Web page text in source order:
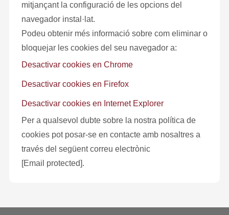
mitjançant la configuració de les opcions del
navegador instal·lat.
Podeu obtenir més informació sobre com eliminar o
bloquejar les cookies del seu navegador a:
Desactivar cookies en Chrome
Desactivar cookies en Firefox
Desactivar cookies en Internet Explorer
Per a qualsevol dubte sobre la nostra política de
cookies pot posar-se en contacte amb nosaltres a
través del següent correu electrònic
[email protected].